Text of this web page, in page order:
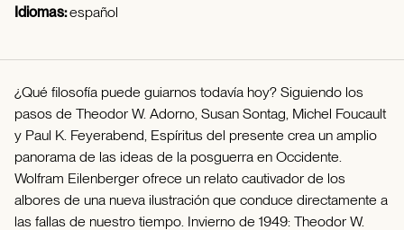
Idiomas:español
¿Qué filosofía puede guiarnos todavía hoy? Siguiendo los
pasos de Theodor W. Adorno, Susan Sontag, Michel Foucault
y Paul K. Feyerabend, Espíritus del presente crea un amplio
panorama de las ideas de la posguerra en Occidente.
Wolfram Eilenberger ofrece un relato cautivador de los
albores de una nueva ilustración que conduce directamente a
las fallas de nuestro tiempo. Invierno de 1949: Theodor W.